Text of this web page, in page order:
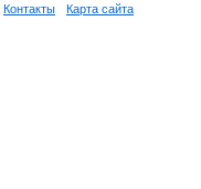
Контакты Карта сайта